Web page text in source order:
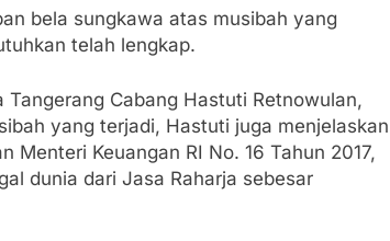
bela sungkawa atas musibah yang
telah lengkap.
Cabang Hastuti Retnowulan,
yang terjadi, Hastuti juga menjelaskan
Keuangan RI No. 16 Tahun 2017,
dunia dari Jasa Raharja sebesar